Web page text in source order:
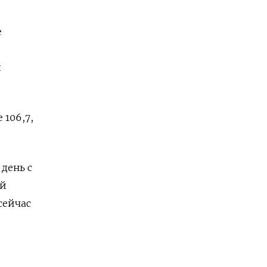
106,7​,
с